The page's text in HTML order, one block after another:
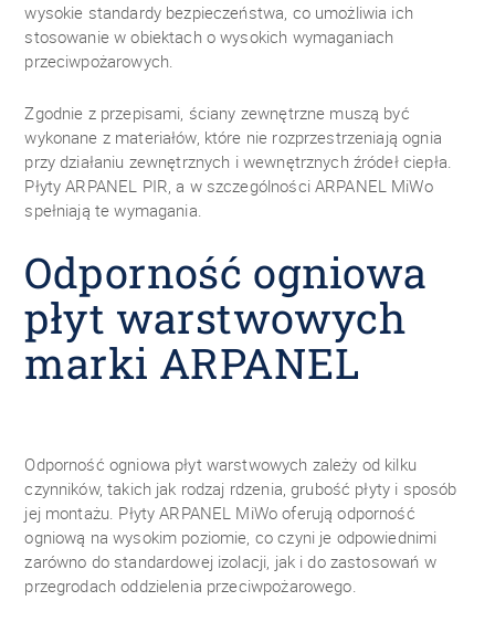
wysokie standardy bezpieczeństwa, co umożliwia ich
stosowanie w obiektach o wysokich wymaganiach
przeciwpożarowych.
Zgodnie z przepisami, ściany zewnętrzne muszą być
wykonane z materiałów, które nie rozprzestrzeniają ognia
przy działaniu zewnętrznych i wewnętrznych źródeł ciepła.
Płyty ARPANEL PIR, a w szczególności ARPANEL MiWo
spełniają te wymagania.
Odporność ogniowa
płyt warstwowych
marki ARPANEL
Odporność ogniowa płyt warstwowych zależy od kilku
czynników, takich jak rodzaj rdzenia, grubość płyty i sposób
jej montażu. Płyty ARPANEL MiWo oferują odporność
ogniową na wysokim poziomie, co czyni je odpowiednimi
zarówno do standardowej izolacji, jak i do zastosowań w
przegrodach oddzielenia przeciwpożarowego.